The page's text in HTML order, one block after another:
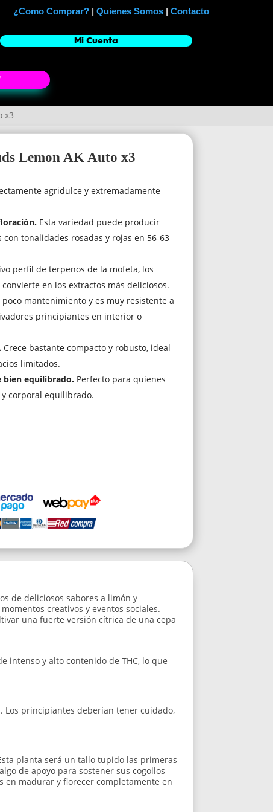
¿Como Comprar? |Quienes Somos |Contacto
Mi Cuenta
x3
Lemon AK Auto x3
agridulce y extremadamente
Esta variedad puede producir
con tonalidades rosadas y rojas en 56-63
perfil de terpenos de la mofeta, los
en los extractos más deliciosos.
poco mantenimiento y es muy resistente a
principiantes en interior o
Crece bastante compacto y robusto, ideal
limitados.
bien equilibrado. Perfecto para quienes
corporal equilibrado.
de deliciosos sabores a limón y
creativos y eventos sociales.
una fuerte versión cítrica de una cepa
intenso y alto contenido de THC, lo que
Los principiantes deberían tener cuidado,
planta será un tallo tupido las primeras
de apoyo para sostener sus cogollos
en madurar y florecer completamente en